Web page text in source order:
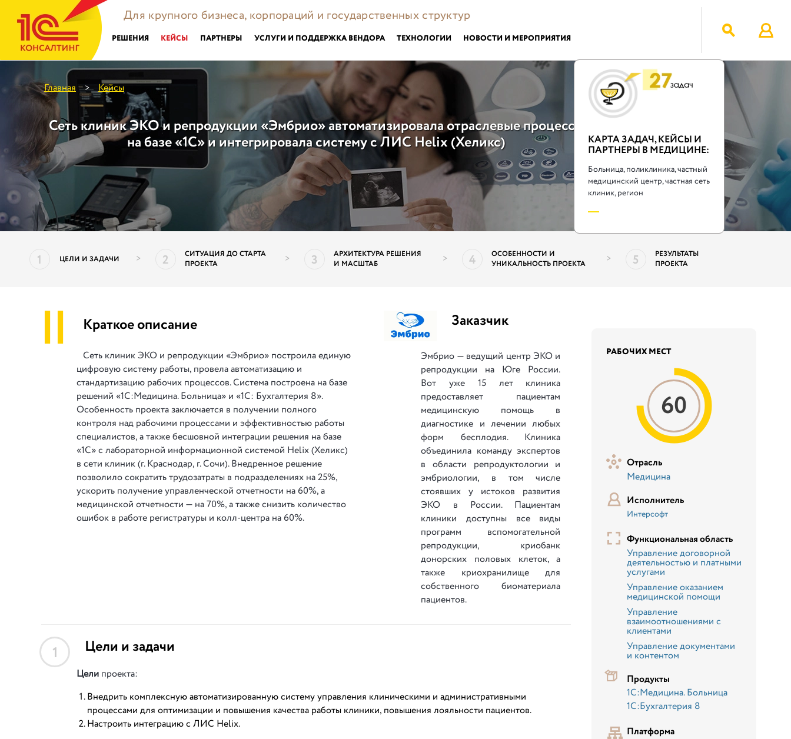
Для крупного бизнеса, корпораций и государственных структур
РЕШЕНИЯ КЕЙСЫ ПАРТНЕРЫ УСЛУГИ И ПОДДЕРЖКА ВЕНДОРА ТЕХНОЛОГИИ НОВОСТИ И МЕРОПРИЯТИЯ
Главная > Кейсы
Сеть клиник ЭКО и репродукции «Эмбрио» автоматизировала отраслевые процессы
на базе «1С» и интегрировала систему с ЛИС Helix (Хеликс)
КАРТА ЗАДАЧ, КЕЙСЫ И
ПАРТНЕРЫ В МЕДИЦИНЕ:
Больница, поликлиника, частный
медицинский центр, частная сеть
клиник, регион
1 ЦЕЛИ И ЗАДАЧИ > 2
СИТУАЦИЯ ДО СТАРТА
ПРОЕКТА
> 3
АРХИТЕКТУРА РЕШЕНИЯ
И МАСШТАБ
> 4
ОСОБЕННОСТИ И
УНИКАЛЬНОСТЬ ПРОЕКТА
> 5
РЕЗУЛЬТАТЫ
ПРОЕКТА
|| Краткое описание
Сеть клиник ЭКО и репродукции «Эмбрио» построила единую
цифровую систему работы, провела автоматизацию и
стандартизацию рабочих процессов. Система построена на базе
решений «1С:Медицина. Больница» и «1С: Бухгалтерия 8».
Особенность проекта заключается в получении полного
контроля над рабочими процессами и эффективностью работы
специалистов, а также бесшовной интеграции решения на базе
«1С» с лабораторной информационной системой Helix (Хеликс)
в сети клиник (г. Краснодар, г. Сочи). Внедренное решение
позволило сократить трудозатраты в подразделениях на 25%,
ускорить получение управленческой отчетности на 60%, а
медицинской отчетности — на 70%, а также снизить количество
ошибок в работе регистратуры и колл-центра на 60%.
Заказчик
Эмбрио — ведущий центр ЭКО и
репродукции на Юге России.
Вот уже 15 лет клиника
предоставляет пациентам
медицинскую помощь в
диагностике и лечении любых
форм бесплодия. Клиника
объединила команду экспертов
в области репродуктологии и
эмбриологии, в том числе
стоявших у истоков развития
ЭКО в России. Пациентам
клиники доступны все виды
программ вспомогательной
репродукции, криобанк
донорских половых клеток, а
также криохранилище для
собственного биоматериала
пациентов.
1 Цели и задачи
Цели проекта:
Внедрить комплексную автоматизированную систему управления клиническими и административными
процессами для оптимизации и повышения качества работы клиники, повышения лояльности пациентов.
Настроить интеграцию с ЛИС Helix.
РАБОЧИХ МЕСТ
60
Отрасль
Медицина
Исполнитель
Интерсофт
Функциональная область
Управление договорной
деятельностью и платными
услугами
Управление оказанием
медицинской помощи
Управление
взаимоотношениями с
клиентами
Управление документами
и контентом
Продукты
1С:Медицина. Больница
1С:Бухгалтерия 8
Платформа